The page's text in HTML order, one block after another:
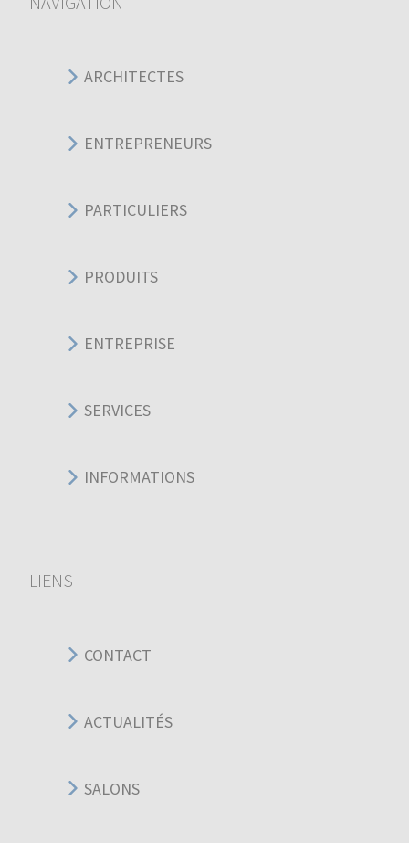
ARCHITECTES
ENTREPRENEURS
PARTICULIERS
PRODUITS
ENTREPRISE
SERVICES
INFORMATIONS
LIENS
CONTACT
ACTUALITÉS
SALONS